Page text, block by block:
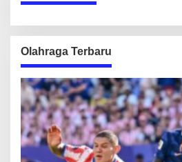
Olahraga Terbaru